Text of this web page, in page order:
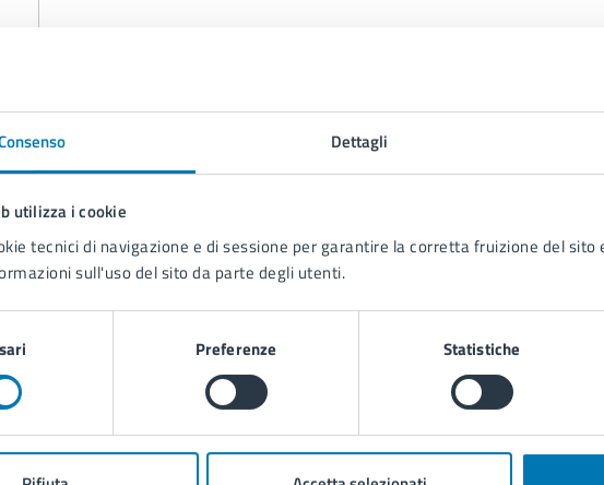
Dettagli
utilizza i cookie
tecnici di navigazione e di sessione per garantire la corretta fruizione del sito
sull'uso del sito da parte degli utenti.
Preferenze Statistiche
11:02
Contenuti correlati
1
1
e Sottoservizi
1